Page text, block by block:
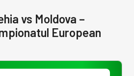
vs Moldova –
European